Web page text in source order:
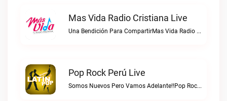
Mas Vida Radio Cristiana Live
Una Bendición Para CompartirMas Vida Radio Cristiana live
Pop Rock Perú Live
Somos Nuevos Pero Vamos Adelante!!Pop Rock Perú live